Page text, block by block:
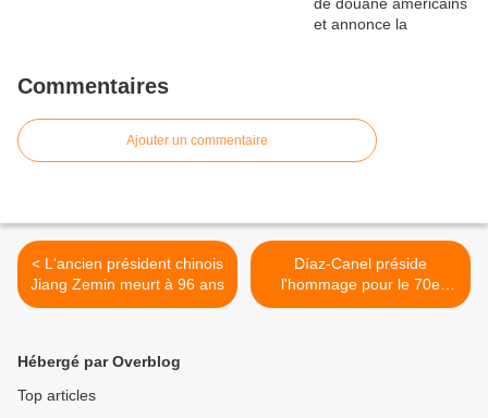
Commentaires
Ajouter un commentaire
< L'ancien président chinois
Jiang Zemin meurt à 96 ans
Díaz-Canel préside
l'hommage pour le 70e
anniversaire de l'université
Hébergé par Overblog
Top articles